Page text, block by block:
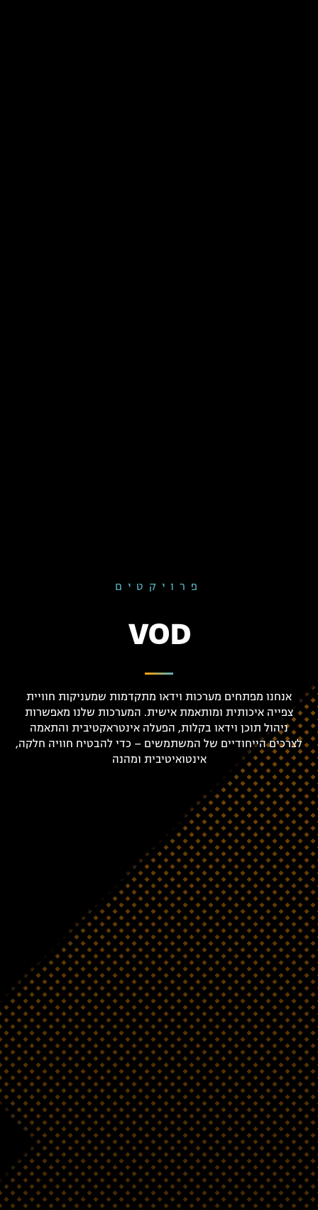
פרויקטים
VOD
אנחנו מפתחים מערכות וידאו מתקדמות שמעניקות חוויית
צפייה איכותית ומותאמת אישית. המערכות שלנו מאפשרות
ניהול תוכן וידאו בקלות, הפעלה אינטראקטיבית והתאמה
לצרכים הייחודיים של המשתמשים – כדי להבטיח חוויה חלקה,
אינטואיטיבית ומהנה